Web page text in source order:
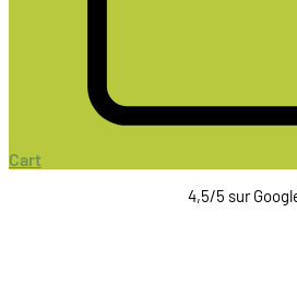
Cart
4,5/5 sur